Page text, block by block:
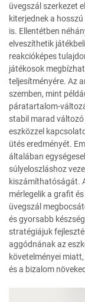
üvegszál szerkezet
kiterjednek a
is. Ellentétben
elveszíthetik
reakcióképes
játékosok
teljesítményére. Az
szemben, mint
páratartalom-
stabil marad
eszközzel
ütés eredményét.
általában
súlyeloszláshoz
kiszámíthatóságát.
mérlegelik a grafit
üvegszál
és gyorsabb
stratégiájuk
aggódnának az
követelményei
és a bizalom